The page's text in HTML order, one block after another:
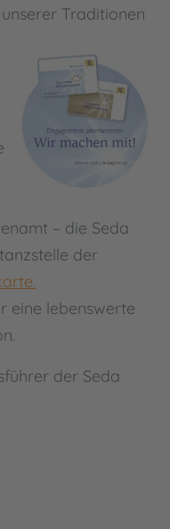
Traditionen
– die Seda
der
eine lebenswerte
der Seda